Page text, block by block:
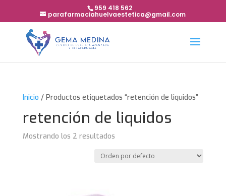
959 418 562
parafarmaciahuelvaestetica@gmail.com
Inicio / Productos etiquetados “retención de liquidos”
retención de liquidos
Mostrando los 2 resultados